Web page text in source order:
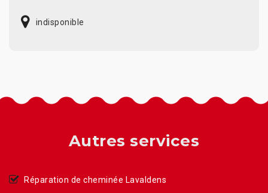
indisponible
Autres services
Réparation de cheminée Lavaldens